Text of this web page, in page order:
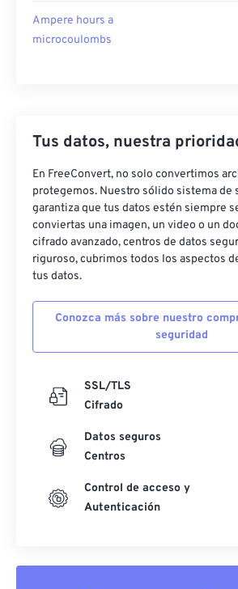
Ampere hours a
microcoulombs
Tus datos, nuestra
En FreeConvert, no solo convertimos
protegemos. Nuestro sólido sistema de
garantiza que tus datos estén siempre
conviertas una imagen, un video o un
cifrado avanzado, centros de datos
riguroso, cubrimos todos los aspectos
tus datos.
Conozca más sobre nuestro
seguridad
SSL/TLS
Cifrado
Datos seguros
Centros
Control de acceso y
Autenticación